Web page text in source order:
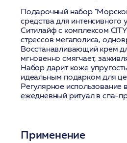
Подарочный набор
средства для
Ситилайф с комплексом
стрессов мегаполиса,
Восстанавливающий крем
мгновенно смягчает,
Набор дарит коже
идеальным подарком для
Регулярное использование
ежедневный ритуал в спа-
Применение